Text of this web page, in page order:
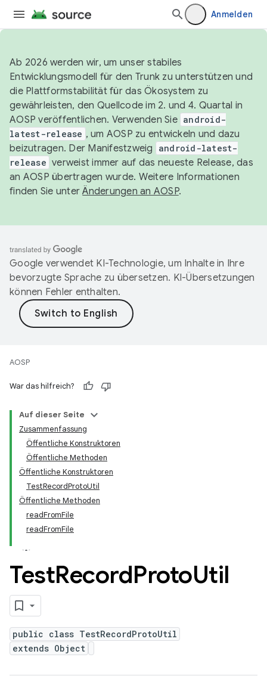
Anmelden
Ab 2026 werden wir, um unser stabiles
Entwicklungsmodell für den Trunk zu unterstützen und
die Plattformstabilität für das Ökosystem zu
gewährleisten, den Quellcode im 2. und 4. Quartal in
AOSP veröffentlichen. Verwenden Sie android-
latest-release , um AOSP zu entwickeln und dazu
beizutragen. Der Manifestzweig
android-latest-
release verweist immer auf das neueste Release, das
an AOSP übertragen wurde. Weitere Informationen
finden Sie unterÄnderungen an AOSP.
Google verwendet KI-Technologie, um Inhalte in Ihre
bevorzugte Sprache zu übersetzen. KI-Übersetzungen
können Fehler enthalten.
AOSP
War das hilfreich?
Auf dieser Seite
Zusammenfassung
Öffentliche Konstruktoren
Öffentliche Methoden
Öffentliche Konstruktoren
TestRecordProtoUtil
Öffentliche Methoden
readFromFile
readFromFile
TestRecordProtoUtil
public class TestRecordProtoUtil
extends Object